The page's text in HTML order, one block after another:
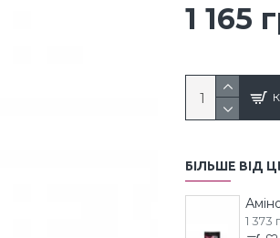
1 165
БІЛЬШЕ ВІД
1 373